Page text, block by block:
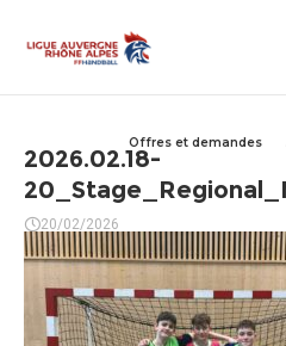
Offres et demandes
2026.02.18-
20/02/2026